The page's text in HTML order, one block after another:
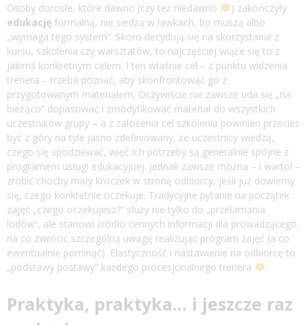
Osoby dorosłe, które dawno (czy też niedawno
) zakończyły
edukację formalną, nie siedzą w ławkach, bo muszą albo
„wymaga tego system”. Skoro decydują się na skorzystanie z
kursu, szkolenia czy warsztatów, to najczęściej wiąże się to z
jakimś konkretnym celem. I ten właśnie cel – z punktu widzenia
trenera – trzeba poznać, aby skonfrontować go z
przygotowanym materiałem. Oczywiście nie zawsze uda się „na
bieżąco” dopasować i zmodyfikować materiał do wszystkich
uczestników grupy – a z założenia cel szkolenia powinien przecież
być z góry na tyle jasno zdefiniowany, że uczestnicy wiedzą,
czego się spodziewać, więc ich potrzeby są generalnie spójne z
programem usługi edukacyjnej. Jednak zawsze można – i warto! –
zrobić choćby mały kroczek w stronę odbiorcy, jeśli już dowiemy
się, czego konkretnie oczekuje. Tradycyjne pytanie na początek
zajęć „czego oczekujesz?” służy nie tylko do „przełamania
lodów”, ale stanowi źródło cennych informacji dla prowadzącego,
na co zwrócić szczególną uwagę realizując program zajęć (a co
ewentualnie pominąć). Elastyczność i nastawienie na odbiorcę to
„podstawy postawy” każdego procesjonalnego trenera
.
Praktyka, praktyka… i jeszcze raz